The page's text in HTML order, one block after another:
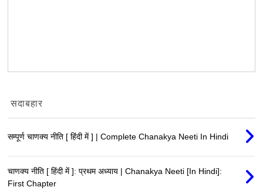
सदाबहार
सम्पूर्ण चाणक्य नीति [ हिंदी में ] | Complete Chanakya Neeti In Hindi
चाणक्य नीति [ हिंदी में ]: प्रथम अध्याय | Chanakya Neeti [In Hindi]:
First Chapter